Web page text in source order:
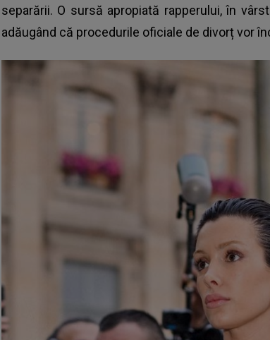
separării. O sursă apropiată rapperului, în
adăugând că procedurile oficiale de divorț vor